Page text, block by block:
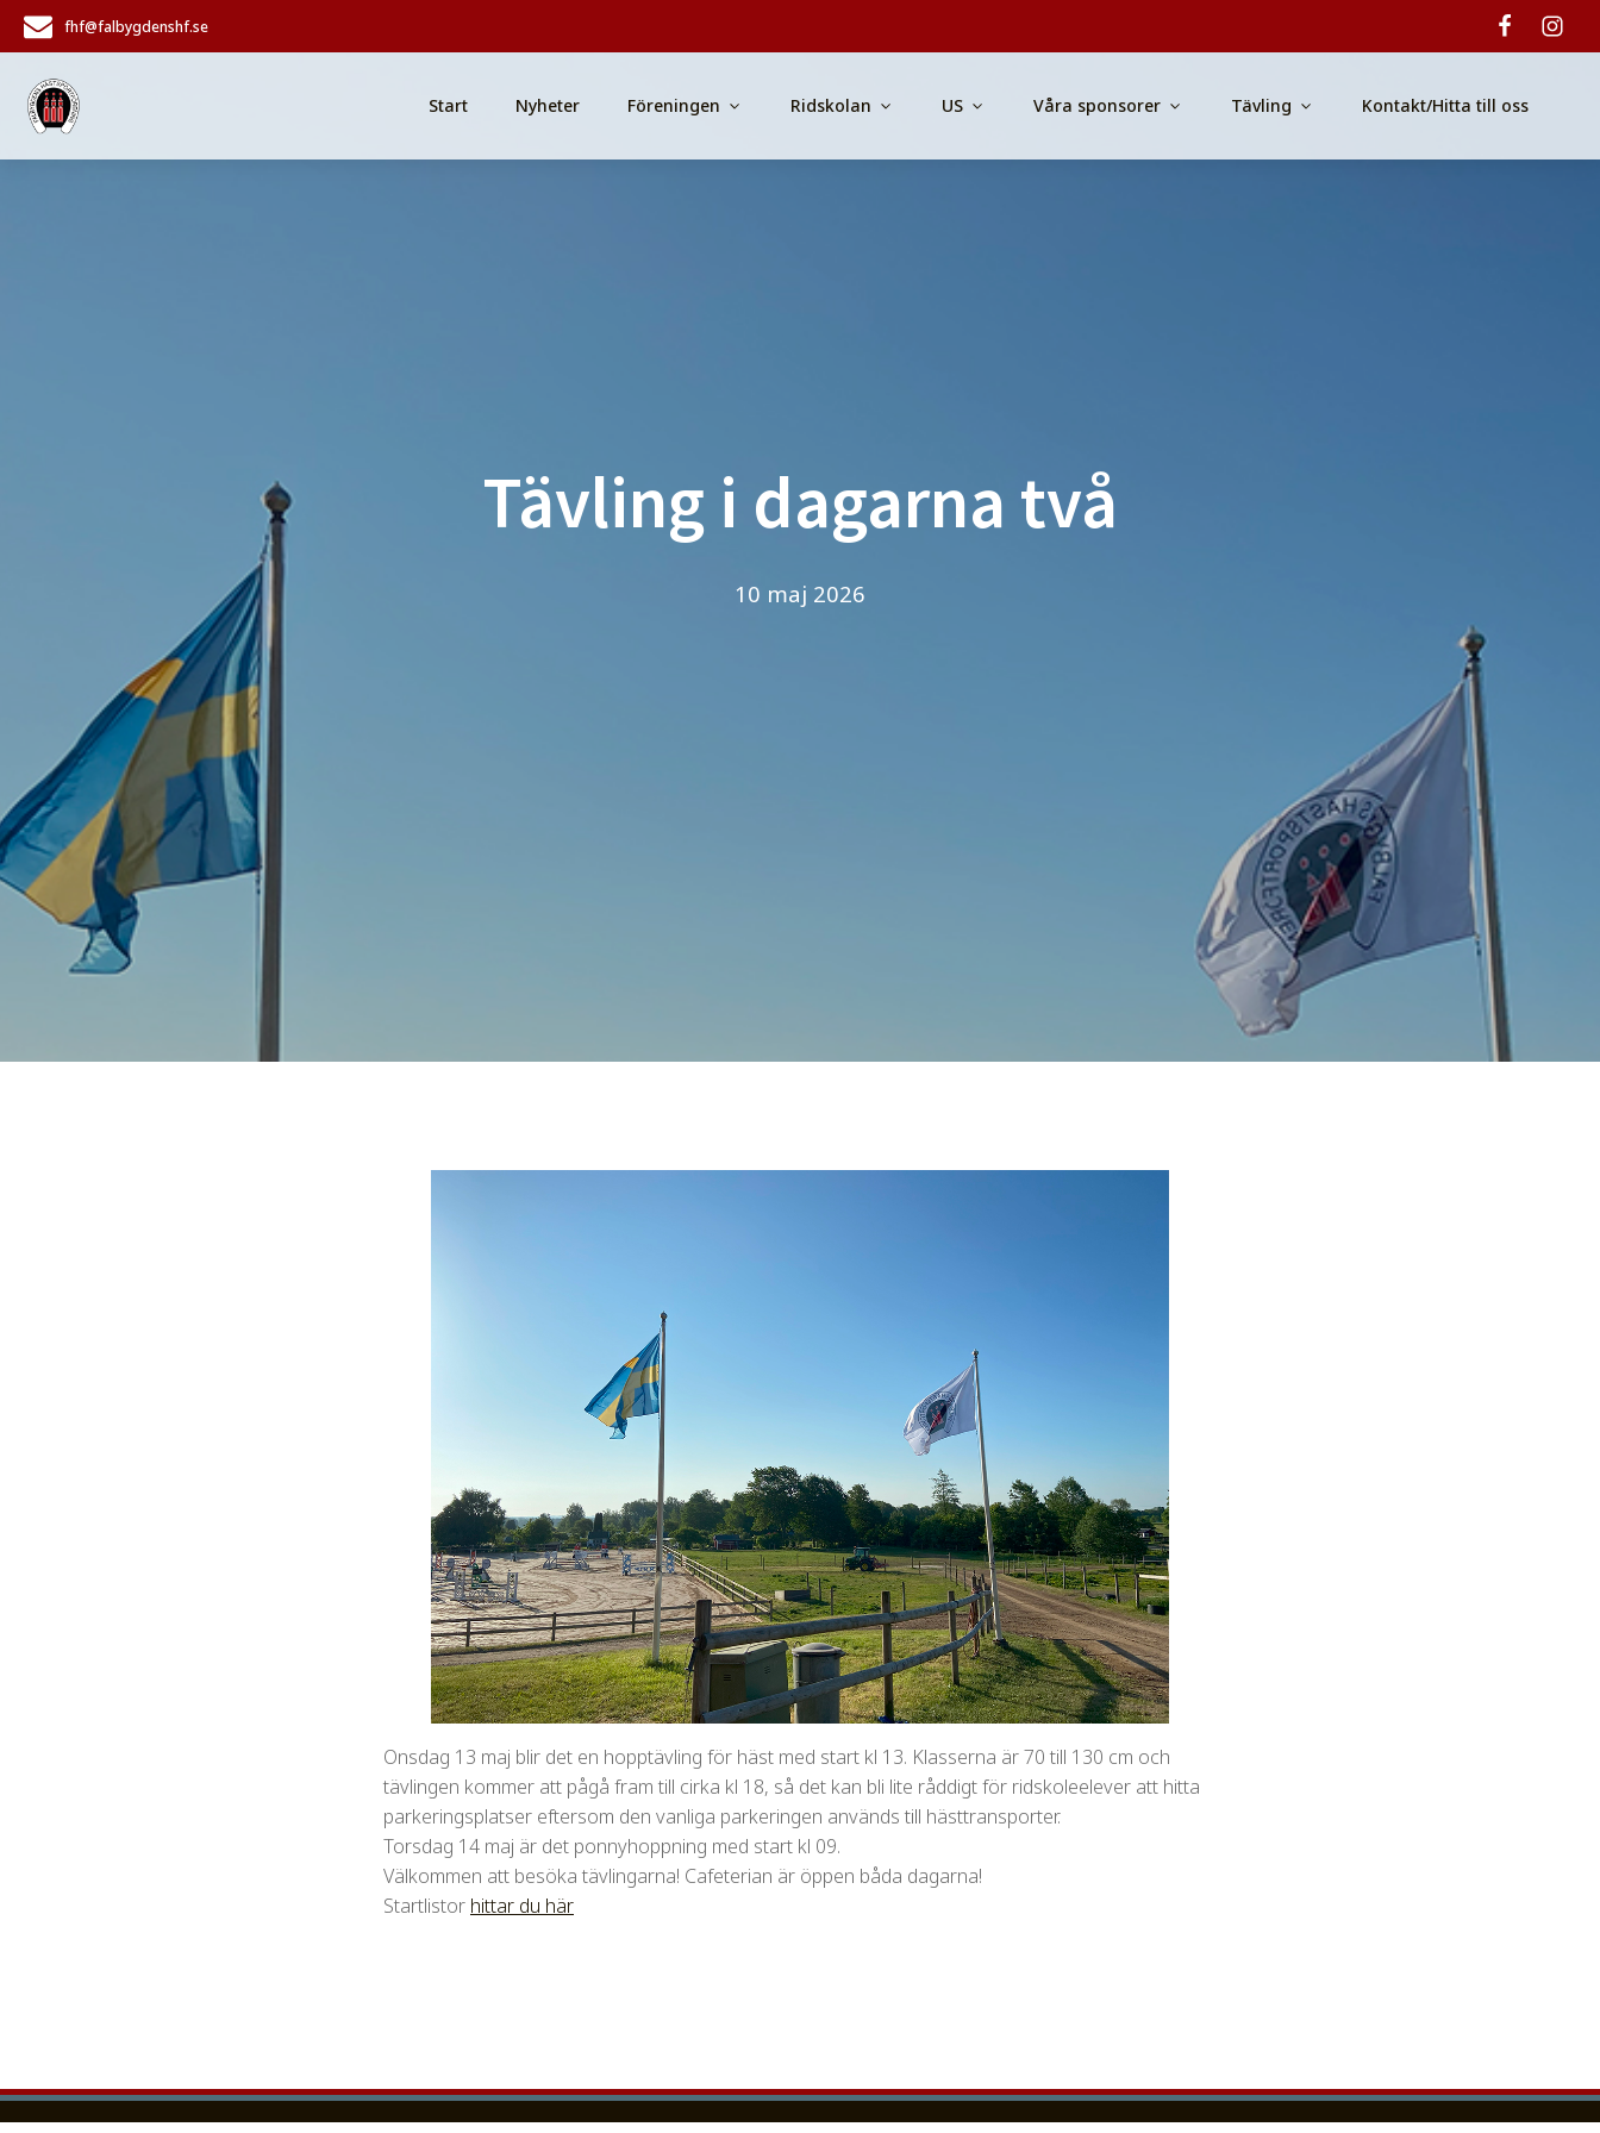
fhf@falbygdenshf.se
Start Nyheter Föreningen Ridskolan US Våra sponsorer Tävling Kontakt/Hitta till oss
Tävling i dagarna två
10 maj 2026
Onsdag 13 maj blir det en hopptävling för häst med start kl 13. Klasserna är 70 till 130 cm och
tävlingen kommer att pågå fram till cirka kl 18, så det kan bli lite råddigt för ridskoleelever att hitta
parkeringsplatser eftersom den vanliga parkeringen används till hästtransporter.
Torsdag 14 maj är det ponnyhoppning med start kl 09.
Välkommen att besöka tävlingarna! Cafeterian är öppen båda dagarna!
Startlistor hittar du här